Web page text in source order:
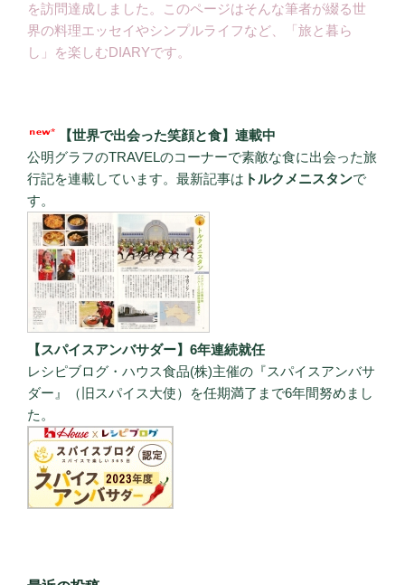
を訪問達成しました。このページはそんな筆者が綴る世
界の料理エッセイやシンプルライフなど、「旅と暮ら
し」を楽しむDIARYです。
【世界で出会った笑顔と食】連載中
公明グラフのTRAVELのコーナーで素敵な食に出会った旅
行記を連載しています。最新記事は トルクメニスタンで
す。
【スパイスアンバサダー】6年連続就任
レシピブログ・ハウス食品(株)主催の『スパイスアンバサ
ダー』（旧スパイス大使）を任期満了まで6年間努めまし
た。